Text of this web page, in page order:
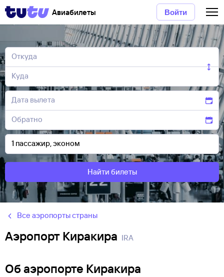
Авиабилеты Войти
Найти билеты
Все аэропорты страны
Аэропорт Киракира IRA
Об аэропорте Киракира